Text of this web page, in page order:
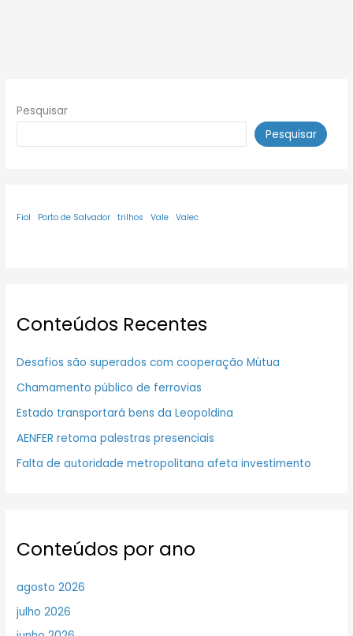
Pesquisar
Pesquisar
Fiol Porto de Salvador trilhos Vale Valec
Conteúdos Recentes
Desafios são superados com cooperação Mútua
Chamamento público de ferrovias
Estado transportará bens da Leopoldina
AENFER retoma palestras presenciais
Falta de autoridade metropolitana afeta investimento
Conteúdos por ano
agosto 2026
julho 2026